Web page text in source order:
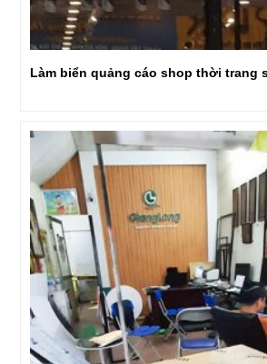
Làm biển quảng cáo shop thời trang